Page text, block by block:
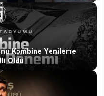
Kombine Yenileme
Oldu